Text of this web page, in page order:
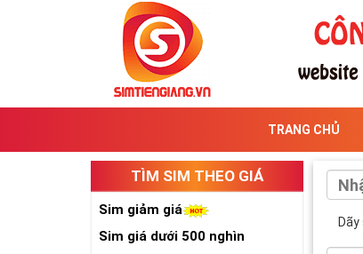
TRANG CHỦ
TÌM SIM THEO GIÁ
Sim giảm giá
Sim giá dưới 500 nghìn